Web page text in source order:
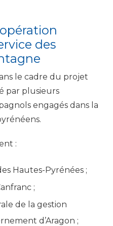
des
le cadre du projet
par plusieurs
engagés dans la
:
Hautes-Pyrénées ;
;
de la gestion
d’Aragon ;